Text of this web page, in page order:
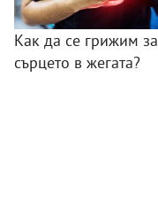
Как да се грижим за
сърцето в жегата?